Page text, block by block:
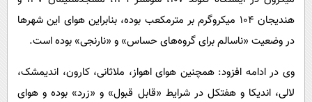
اجتماعی
سیاست خارجی
هندیجان ۱۰۴ میکروگرم بر مترمکعب بوده، بنابراین هوای این شهرها
در وضعیت «ناسالم برای گروه‌های حساس» و «نارنجی» بوده است.
وی در ادامه افزود: همچنین هوای اهواز، ملاثانی، کارون، اندیمشک،
لالی، اندیکا و هفتکل در شرایط «قابل قبول» و «زرد» بوده و هوای